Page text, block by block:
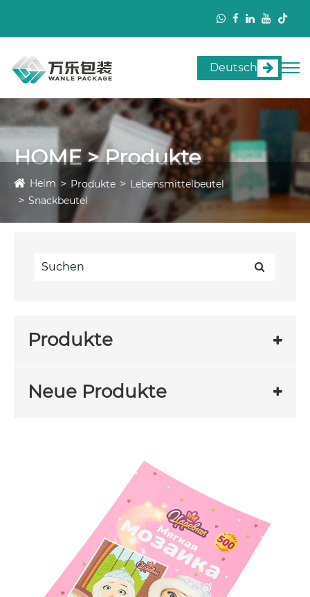
Deutsch
HOME > Produkte
Heim Produkte
Lebensmittelbeutel
Snackbeutel
Produkte
Neue Produkte